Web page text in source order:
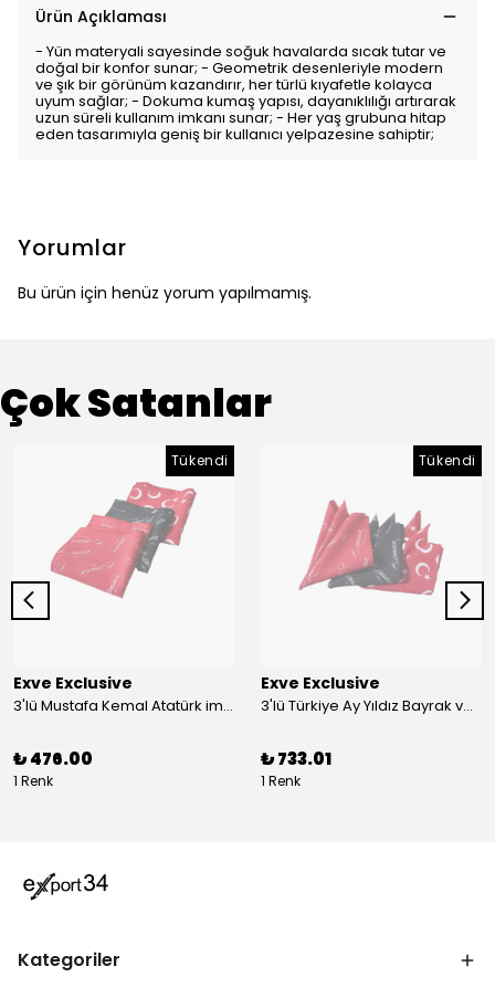
Ürün Açıklaması
- Yün materyali sayesinde soğuk havalarda sıcak tutar ve
doğal bir konfor sunar; - Geometrik desenleriyle modern
ve şık bir görünüm kazandırır, her türlü kıyafetle kolayca
uyum sağlar; - Dokuma kumaş yapısı, dayanıklılığı artırarak
uzun süreli kullanım imkanı sunar; - Her yaş grubuna hitap
eden tasarımıyla geniş bir kullanıcı yelpazesine sahiptir;
Yorumlar
Bu ürün için henüz yorum yapılmamış.
Çok Satanlar
Tükendi
Exve Exclusive
3'lü Mustafa Kemal Atatürk imzalı ve Türkiye Ay Yıldız Bayraklı Kadın Fular Seti
₺ 476.00
1 Renk
Tükendi
Exve Exclusive
3'lü Türkiye Ay Yıldız Bayrak ve Mustafa Kemal Atatürk imzalı Kırmızı Siyah Yaka Mendili Seti
₺ 733.01
1 Renk
Kategoriler